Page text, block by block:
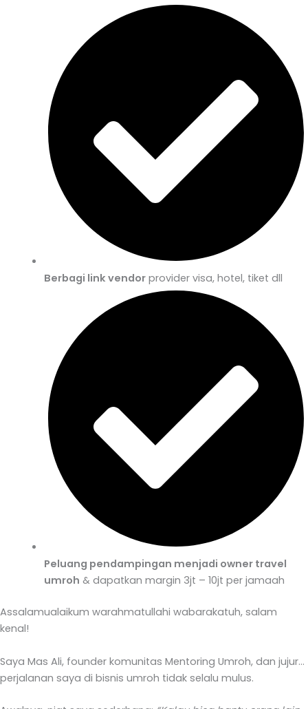
Berbagi link vendorprovider visa, hotel, tiket dll
Peluang pendampingan menjadi owner travel
umroh & dapatkan margin 3jt – 10jt per jamaah
Assalamualaikum warahmatullahi wabarakatuh, salam
kenal!
Saya Mas Ali, founder komunitas Mentoring Umroh, dan jujur…
perjalanan saya di bisnis umroh tidak selalu mulus.